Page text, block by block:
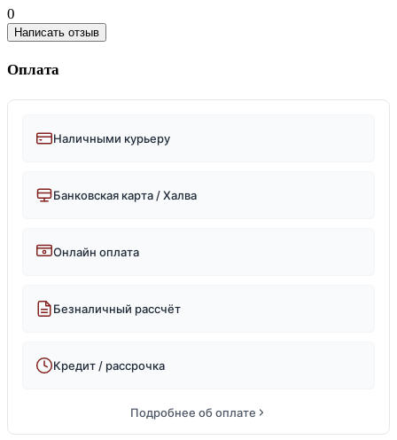
0
Написать отзыв
Оплата
Наличными курьеру
Банковская карта / Халва
Онлайн оплата
Безналичный рассчёт
Кредит / рассрочка
Подробнее об оплате